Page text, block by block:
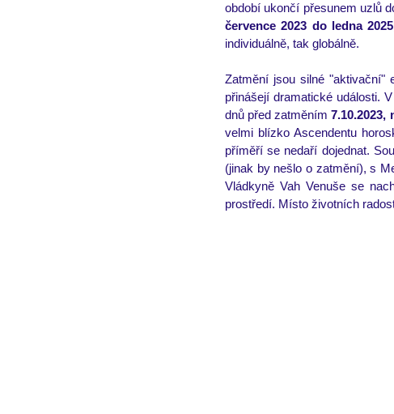
období ukončí přesunem uzlů
července 2023 do ledna 2025
individuálně, tak globálně.
Zatmění jsou silné
přinášejí dramatické události.
dnů před zatměním
velmi blízko Ascendentu
příměří se nedaří dojednat.
(jinak by nešlo o zatmění), s
Vládkyně Vah Venuše se
prostředí. Místo životních